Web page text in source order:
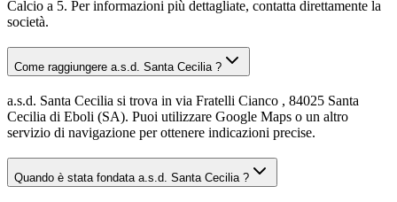
Calcio a 5. Per informazioni più dettagliate, contatta direttamente la
società.
Come raggiungere a.s.d. Santa Cecilia ?
a.s.d. Santa Cecilia si trova in via Fratelli Cianco , 84025 Santa
Cecilia di Eboli (SA). Puoi utilizzare Google Maps o un altro
servizio di navigazione per ottenere indicazioni precise.
Quando è stata fondata a.s.d. Santa Cecilia ?